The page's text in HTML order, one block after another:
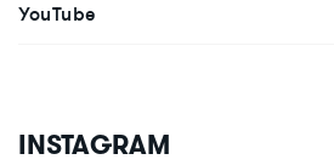
YouTube
INSTAGRAM